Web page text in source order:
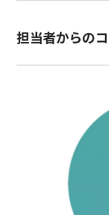
担当者からの